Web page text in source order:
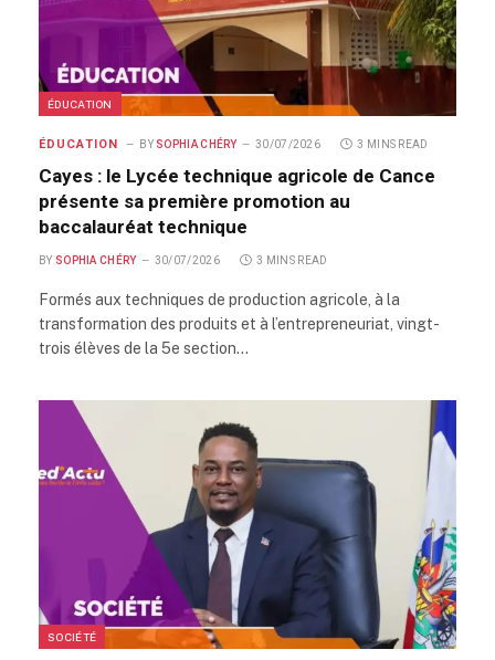
ÉDUCATION
ÉDUCATION BY SOPHIA CHÉRY 30/07/2026 3 MINS READ
Cayes : le Lycée technique agricole de Cance
présente sa première promotion au
baccalauréat technique
BY SOPHIA CHÉRY 30/07/2026 3 MINS READ
Formés aux techniques de production agricole, à la
transformation des produits et à l’entrepreneuriat, vingt-
trois élèves de la 5e section…
SOCIÉTÉ